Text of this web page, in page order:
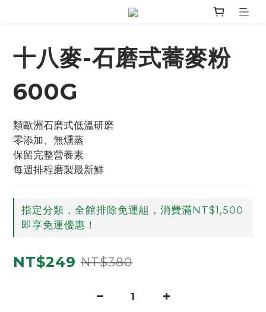
十八麥-石磨式蕎麥粉
600G
類歐洲石磨式低溫研磨
零添加、無燻蒸
保留完整營養素
每週排程磨製最新鮮
指定分類，全館排除免運組，消費滿NT$1,500
即享免運優惠！
NT$249 NT$380